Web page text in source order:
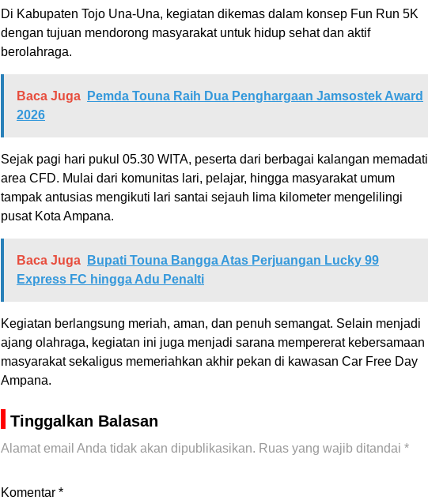
Di Kabupaten Tojo Una-Una, kegiatan dikemas dalam konsep Fun Run 5K
dengan tujuan mendorong masyarakat untuk hidup sehat dan aktif
berolahraga.
Baca Juga
Pemda Touna Raih Dua Penghargaan Jamsostek Award
2026
Sejak pagi hari pukul 05.30 WITA, peserta dari berbagai kalangan memadati
area CFD. Mulai dari komunitas lari, pelajar, hingga masyarakat umum
tampak antusias mengikuti lari santai sejauh lima kilometer mengelilingi
pusat Kota Ampana.
Baca Juga
Bupati Touna Bangga Atas Perjuangan Lucky 99
Express FC hingga Adu Penalti
Kegiatan berlangsung meriah, aman, dan penuh semangat. Selain menjadi
ajang olahraga, kegiatan ini juga menjadi sarana mempererat kebersamaan
masyarakat sekaligus memeriahkan akhir pekan di kawasan Car Free Day
Ampana.
Tinggalkan Balasan
Alamat email Anda tidak akan dipublikasikan. Ruas yang wajib ditandai *
Komentar *